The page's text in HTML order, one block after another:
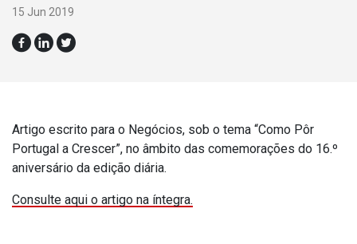
15 Jun 2019
Artigo escrito para o Negócios, sob o tema “Como Pôr
Portugal a Crescer”, no âmbito das comemorações do 16.º
aniversário da edição diária.
Consulte aqui o artigo na íntegra.